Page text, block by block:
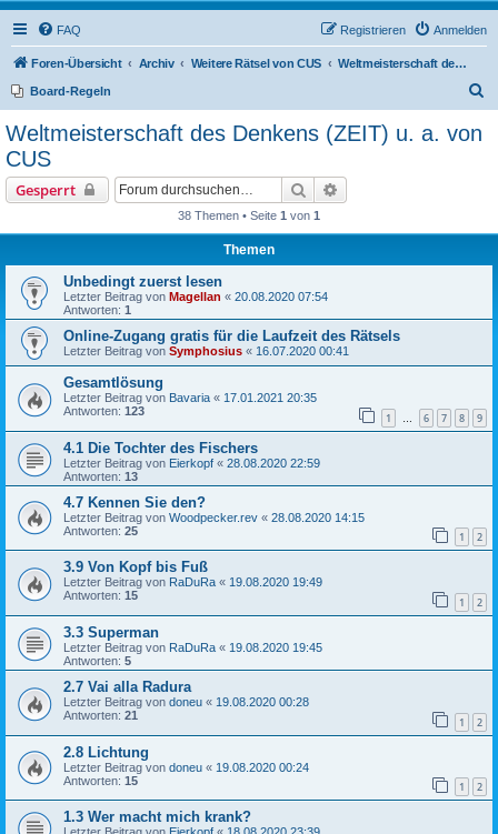
FAQ Anmelden
Registrieren
Foren-Übersicht Archiv Weitere Rätsel von CUS Weltmeisterschaft des Denkens (ZEIT) u. a. von CUS
Board-Regeln
Weltmeisterschaft des Denkens (ZEIT) u. a. von
CUS
Gesperrt Suche
38 Themen • Seite 1 von 1
Themen
Unbedingt zuerst lesen
Letzter Beitrag von Magellan « 20.08.2020 07:54
Antworten: 1
Online-Zugang gratis für die Laufzeit des Rätsels
Letzter Beitrag von Symphosius « 16.07.2020 00:41
Gesamtlösung
Letzter Beitrag von Bavaria « 17.01.2021 20:35
Antworten: 123 1 … 6 7 8 9
4.1 Die Tochter des Fischers
Letzter Beitrag von Eierkopf « 28.08.2020 22:59
Antworten: 13
4.7 Kennen Sie den?
Letzter Beitrag von Woodpecker.rev « 28.08.2020 14:15
Antworten: 25 1 2
3.9 Von Kopf bis Fuß
Letzter Beitrag von RaDuRa « 19.08.2020 19:49
Antworten: 15 1 2
3.3 Superman
Letzter Beitrag von RaDuRa « 19.08.2020 19:45
Antworten: 5
2.7 Vai alla Radura
Letzter Beitrag von doneu « 19.08.2020 00:28
Antworten: 21 1 2
2.8 Lichtung
Letzter Beitrag von doneu « 19.08.2020 00:24
Antworten: 15 1 2
1.3 Wer macht mich krank?